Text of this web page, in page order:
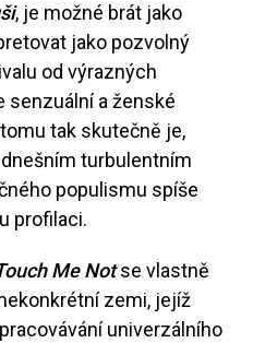
, je možné brát jako
jako pozvolný
od výrazných
senzuální a ženské
tak skutečně je,
turbulentním
populismu spíše
profilaci.
Me Notse vlastně
zemi, jejíž
univerzálního